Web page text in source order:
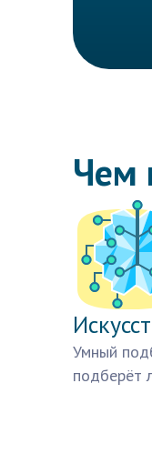
Чем
Умный
подберёт